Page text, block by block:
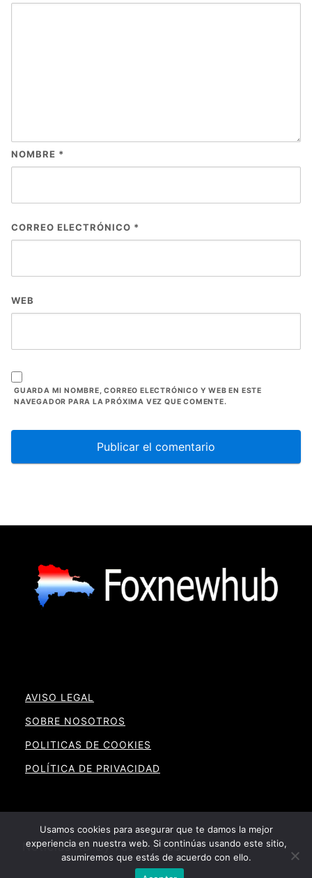
NOMBRE *
CORREO ELECTRÓNICO *
WEB
GUARDA MI NOMBRE, CORREO ELECTRÓNICO Y WEB EN ESTE
NAVEGADOR PARA LA PRÓXIMA VEZ QUE COMENTE.
AVISO LEGAL
SOBRE NOSOTROS
POLITICAS DE COOKIES
POLÍTICA DE PRIVACIDAD
Noticias RD By Foxnewhub
Usamos cookies para asegurar que te damos la mejor
experiencia en nuestra web. Si continúas usando este sitio,
asumiremos que estás de acuerdo con ello.